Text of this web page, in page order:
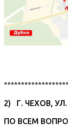
2) Г. ЧЕХОВ,
ПО ВСЕМ